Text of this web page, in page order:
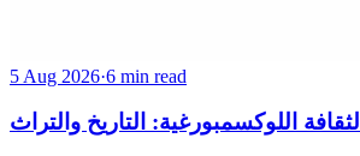
5 Aug 2026·6 min read
الثقافة اللوكسمبورغية: التاريخ والتراث